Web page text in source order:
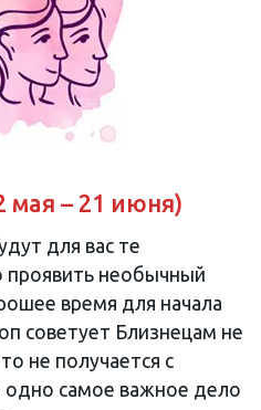
мая – 21 июня)
для вас те
проявить необычный
время для начала
советует Близнецам не
не получается с
одно самое важное дело